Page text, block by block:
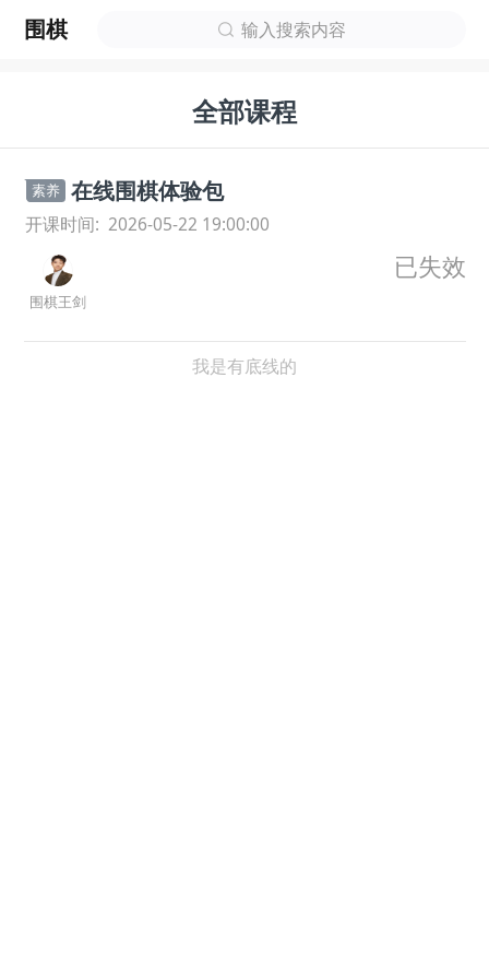
围棋 输入搜索内容
全部课程
素养 在线围棋体验包
开课时间: 2026-05-22 19:00:00
围棋王剑
已失效
我是有底线的